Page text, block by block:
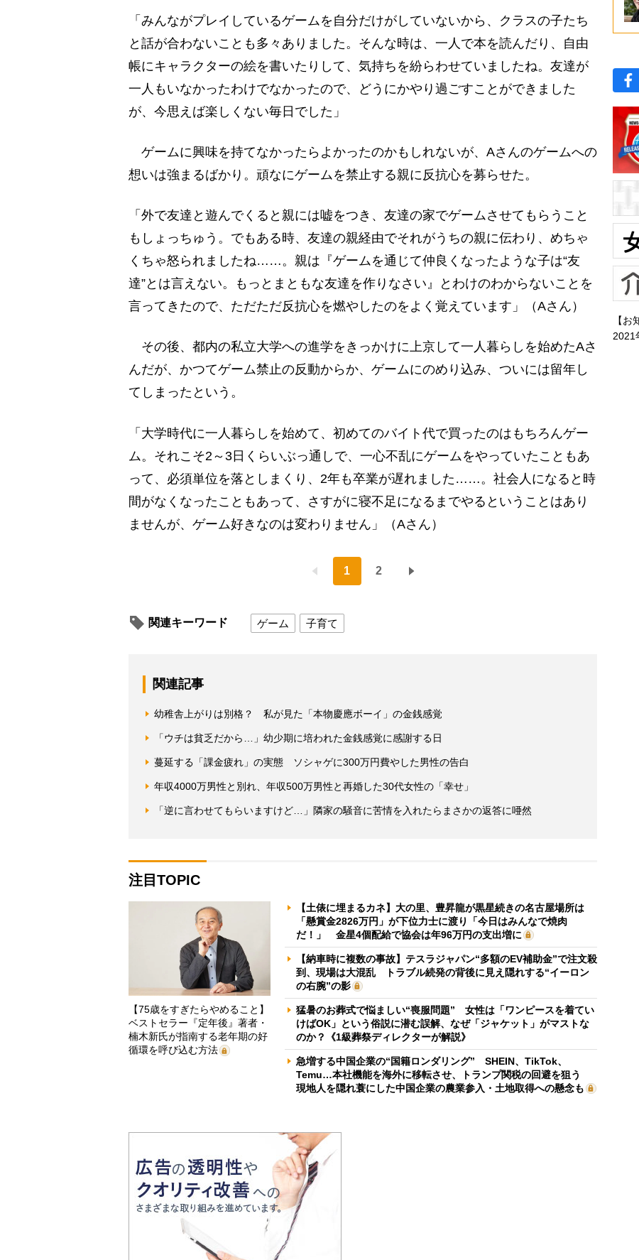
「みんながプレイしているゲームを自分だけがしていないから、クラスの子たち
と話が合わないことも多々ありました。そんな時は、一人で本を読んだり、自由
帳にキャラクターの絵を書いたりして、気持ちを紛らわせていましたね。友達が
一人もいなかったわけでなかったので、どうにかやり過ごすことができました
が、今思えば楽しくない毎日でした」
ゲームに興味を持てなかったらよかったのかもしれないが、Aさんのゲームへの
想いは強まるばかり。頑なにゲームを禁止する親に反抗心を募らせた。
「外で友達と遊んでくると親には嘘をつき、友達の家でゲームさせてもらうこと
もしょっちゅう。でもある時、友達の親経由でそれがうちの親に伝わり、めちゃ
くちゃ怒られましたね……。親は『ゲームを通じて仲良くなったような子は“友
達”とは言えない。もっとまともな友達を作りなさい』とわけのわからないことを
言ってきたので、ただただ反抗心を燃やしたのをよく覚えています」（Aさん）
その後、都内の私立大学への進学をきっかけに上京して一人暮らしを始めたAさ
んだが、かつてゲーム禁止の反動からか、ゲームにのめり込み、ついには留年し
てしまったという。
「大学時代に一人暮らしを始めて、初めてのバイト代で買ったのはもちろんゲー
ム。それこそ2～3日くらいぶっ通しで、一心不乱にゲームをやっていたこともあ
って、必須単位を落としまくり、2年も卒業が遅れました……。社会人になると時
間がなくなったこともあって、さすがに寝不足になるまでやるということはあり
ませんが、ゲーム好きなのは変わりません」（Aさん）
1 2
関連キーワード ゲーム 子育て
関連記事
幼稚舎上がりは別格？ 私が見た「本物慶應ボーイ」の金銭感覚
「ウチは貧乏だから…」幼少期に培われた金銭感覚に感謝する日
蔓延する「課金疲れ」の実態 ソシャゲに300万円費やした男性の告白
年収4000万男性と別れ、年収500万男性と再婚した30代女性の「幸せ」
「逆に言わせてもらいますけど…」隣家の騒音に苦情を入れたらまさかの返答に唖然
注目TOPIC
【75歳をすぎたらやめること】
ベストセラー『定年後』著者・
楠木新氏が指南する老年期の好
循環を呼び込む方法
【土俵に埋まるカネ】大の里、豊昇龍が黒星続きの名古屋場所は
「懸賞金2826万円」が下位力士に渡り「今日はみんなで焼肉
だ！」 金星4個配給で協会は年96万円の支出増に
【納車時に複数の事故】テスラジャパン“多額のEV補助金”で注文殺
到、現場は大混乱 トラブル続発の背後に見え隠れする“イーロン
の右腕”の影
猛暑のお葬式で悩ましい“喪服問題” 女性は「ワンピースを着てい
けばOK」という俗説に潜む誤解、なぜ「ジャケット」がマストな
のか？《1級葬祭ディレクターが解説》
急増する中国企業の“国籍ロンダリング” SHEIN、TikTok、
Temu…本社機能を海外に移転させ、トランプ関税の回避を狙う
現地人を隠れ蓑にした中国企業の農業参入・土地取得への懸念も
【お
2021